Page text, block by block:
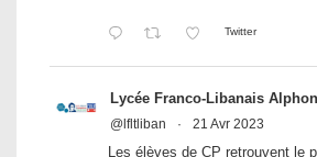
Twitter
Lycée Franco-Libanais
@lfltliban · 21 Avr 2023
Les élèves de CP retrouvent le